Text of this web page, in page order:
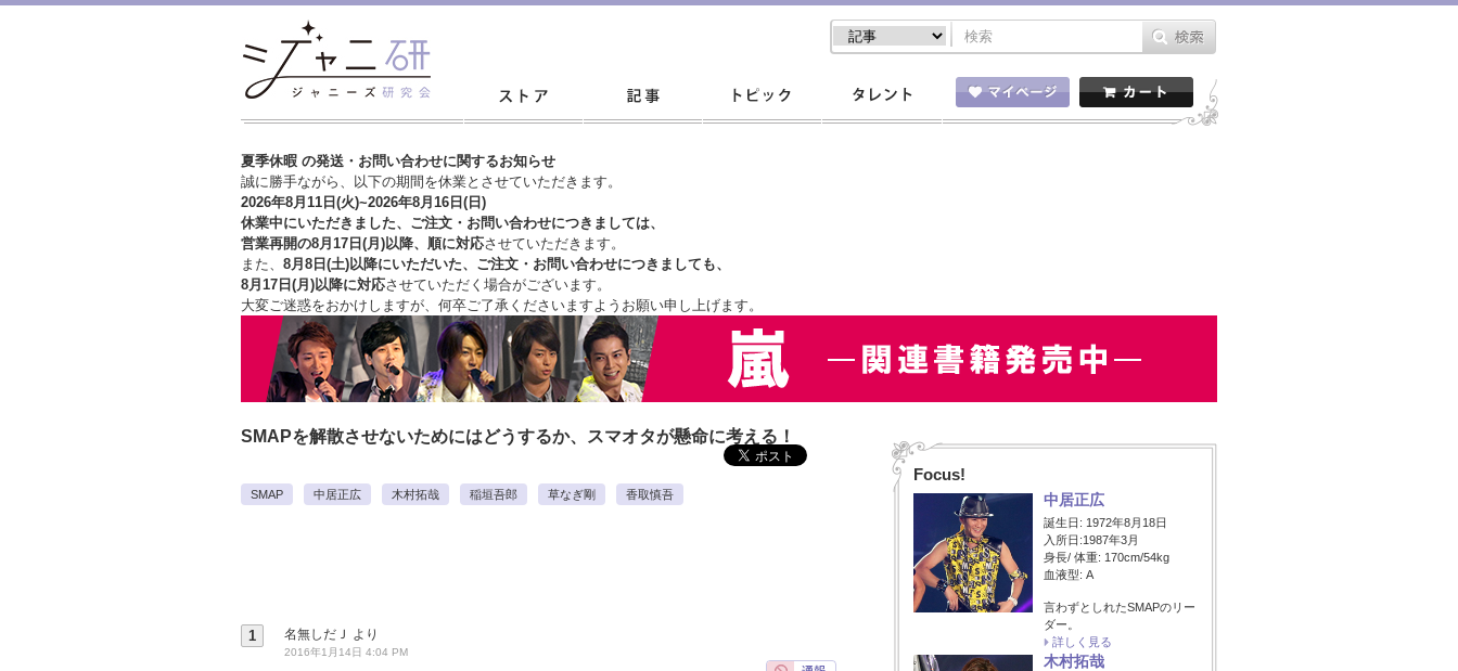
夏季休暇 の発送・お問い合わせに関するお知らせ
誠に勝手ながら、以下の期間を休業とさせていただきます。
2026年8月11日(火)~2026年8月16日(日)
休業中にいただきました、ご注文・お問い合わせにつきましては、
営業再開の8月17日(月)以降、順に対応させていただきます。
また、 8月8日(土)以降にいただいた、ご注文・ お問い合わせにつきましても、
8月17日(月)以降に対応させていただく場合がございます。
大変ご迷惑をおかけしますが、 何卒ご了承くださいますようお願い申し上げます。
SMAPを解散させないためにはどうするか、スマオタが懸命に考える！
SMAP 中居正広 木村拓哉 稲垣吾郎 草なぎ剛 香取慎吾
1 名無しだＪ より
2016年1月14日 4:04 PM
Focus!
中居正広
誕生日: 1972年8月18日
入所日:1987年3月
身長/ 体重: 170cm/54kg
血液型: A
言わずとしれたSMAPのリー
ダー。
詳しく見る
木村拓哉